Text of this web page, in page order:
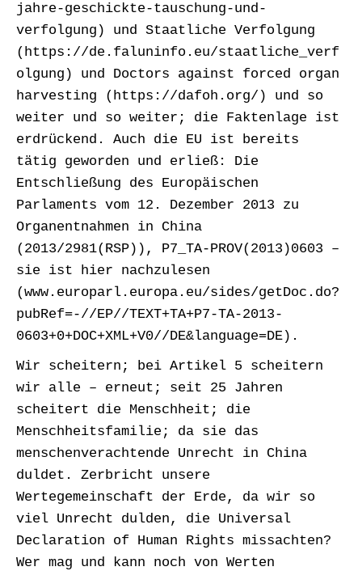
jahre-geschickte-tauschung-und-
verfolgung) und Staatliche Verfolgung
(https://de.faluninfo.eu/staatliche_verf
olgung) und Doctors against forced organ
harvesting (https://dafoh.org/) und so
weiter und so weiter; die Faktenlage ist
erdrückend. Auch die EU ist bereits
tätig geworden und erließ: Die
Entschließung des Europäischen
Parlaments vom 12. Dezember 2013 zu
Organentnahmen in China
(2013/2981(RSP)), P7_TA-PROV(2013)0603 –
sie ist hier nachzulesen
(www.europarl.europa.eu/sides/getDoc.do?
pubRef=-//EP//TEXT+TA+P7-TA-2013-
0603+0+DOC+XML+V0//DE&language=DE).
Wir scheitern; bei Artikel 5 scheitern
wir alle – erneut; seit 25 Jahren
scheitert die Menschheit; die
Menschheitsfamilie; da sie das
menschenverachtende Unrecht in China
duldet. Zerbricht unsere
Wertegemeinschaft der Erde, da wir so
viel Unrecht dulden, die Universal
Declaration of Human Rights missachten?
Wer mag und kann noch von Werten